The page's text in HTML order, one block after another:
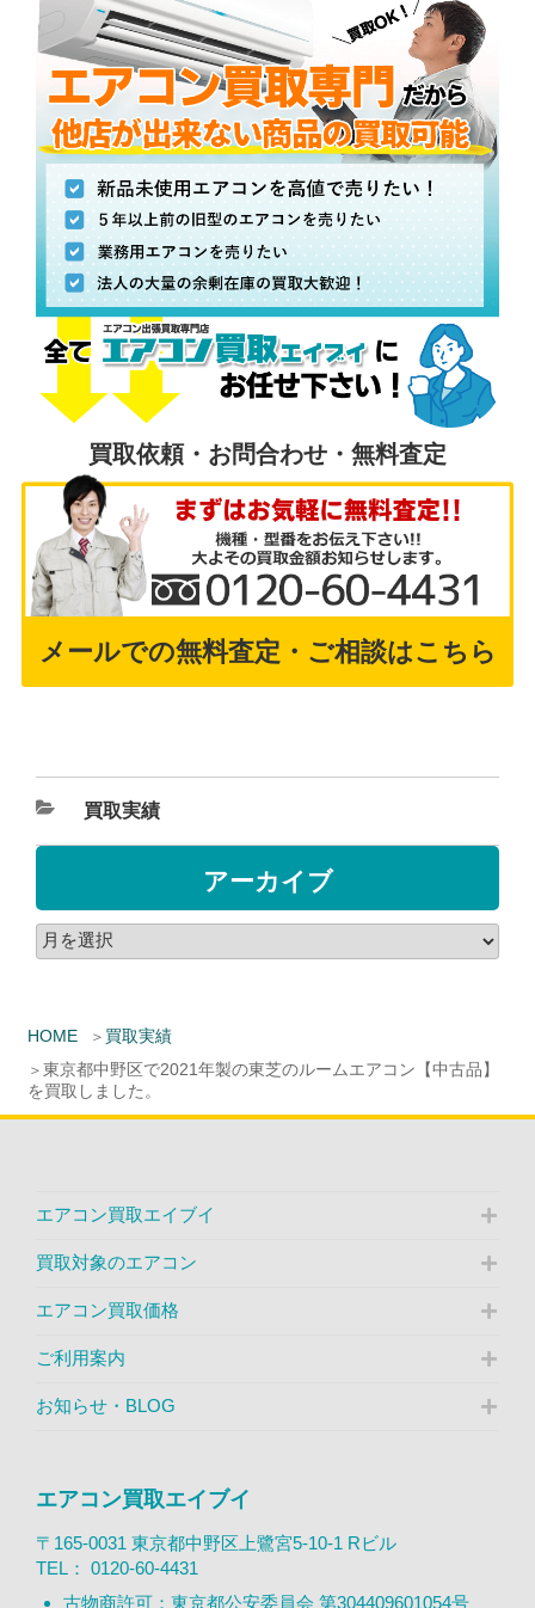
HOME
買取実績
東京都中野区で2021年製の東芝のルームエアコン【中古品】
を買取しました。
買取依頼・お問合わせ・無料査定
メールでの無料査定・ご相談はこちら
買取実績
アーカイブ
エアコン買取エイブイ
買取対象のエアコン
エアコン買取価格
ご利用案内
お知らせ・BLOG
エアコン買取エイブイ
〒165-0031 東京都中野区上鷺宮5-10-1 Rビル
TEL： 0120-60-4431
古物商許可：東京都公安委員会 第304409601054号